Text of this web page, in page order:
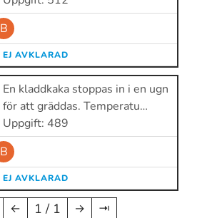
B
EJ AVKLARAD
En kladdkaka stoppas in i en ugn
för att gräddas. Temperatu…
Uppgift: 489
B
EJ AVKLARAD
← 1 / 1 →
⇥